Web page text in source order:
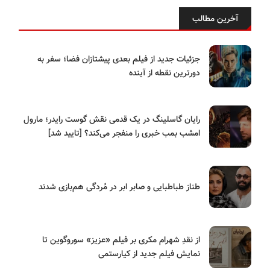
آخرین مطالب
جزئیات جدید از فیلم بعدی پیشتازان فضا؛ سفر به
دورترین نقطه از آینده
رایان گاسلینگ در یک قدمی نقش گوست رایدر؛ مارول
امشب بمب خبری را منفجر می‌کند؟ [تایید شد]
طناز طباطبایی و صابر ابر در مُردگی هم‌بازی شدند
از نقدِ شهرام مکری بر فیلم «عزیز» سوروگوین تا
نمایش فیلم جدید از کیارستمی